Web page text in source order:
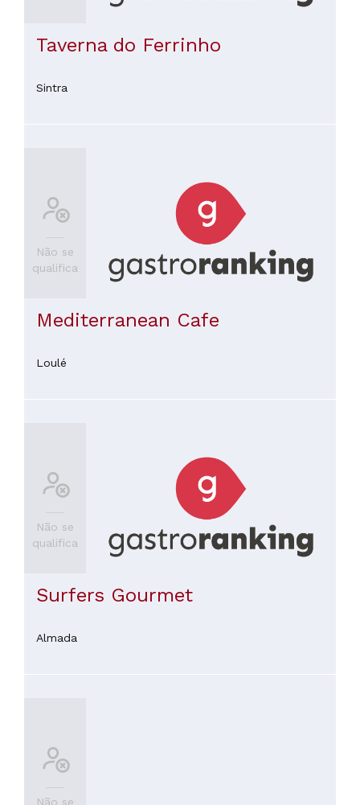
Taverna do Ferrinho
Sintra
Não se
qualifica
Mediterranean Cafe
Loulé
Não se
qualifica
Surfers Gourmet
Almada
Não se